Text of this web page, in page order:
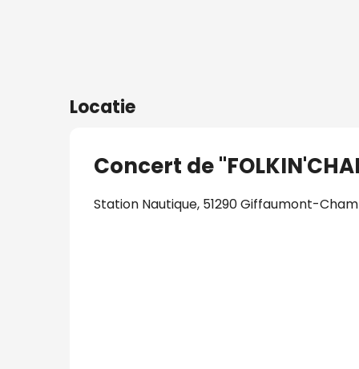
Locatie
Concert de
Station Nautique, 51290 Giffaumont-